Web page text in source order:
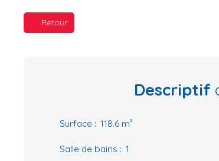
Retour
Descriptif
Surface : 118.6 m²
Salle de bains : 1